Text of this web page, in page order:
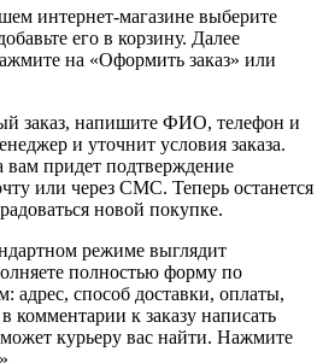
интернет-магазине выберите
его в корзину. Далее
на «Оформить заказ» или
заказ, напишите ФИО, телефон и
и уточнит условия заказа.
вам придет подтверждение
или через СМС. Теперь останется
новой покупке.
режиме выглядит
полностью форму по
адрес, способ доставки, оплаты,
комментарии к заказу написать
курьеру вас найти. Нажмите